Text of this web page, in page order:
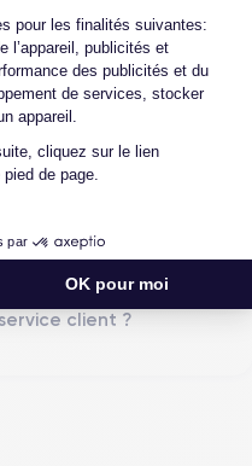
pour les finalités suivantes:
l’appareil, publicités et
des publicités et du
de services, stocker
appareil.
cliquez sur le lien
de page.
par
OK pour moi
7 MP
Recharge rapide
Oui, minimum 15W
Dual SIM
Nano-SIM + eSIM
Débloqué
de l'iPhone XR.
passé la
pour
?
d'avis
le produit ?
retour ?
client ?